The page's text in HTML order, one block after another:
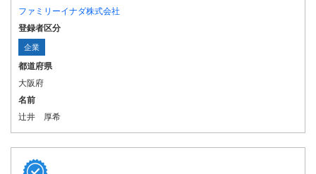
ファミリーイナダ株式会社
登録者区分
企業
都道府県
大阪府
名前
辻井 厚希